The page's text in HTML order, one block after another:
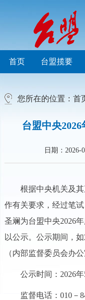
首页 台盟揽要
您所在的位置： 首
台盟中央
日期：2026-
根据中央机关及其
作有关要求，经过笔
圣斓为台盟中央2026
以公示。公示期间，
（内部监督委员会办公
公示时间：2026年5
监督电话：010－